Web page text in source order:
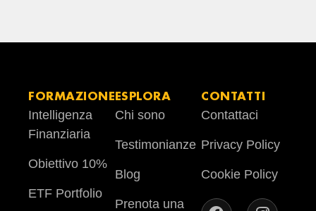
FORMAZIONE
Intelligenza
Finanziaria
Obiettivo 10%
ETF Portfolio
ESPLORA
Chi sono
Testimonianze
Blog
Prenota una
CONTATTI
Contattaci
Privacy Policy
Cookie Policy